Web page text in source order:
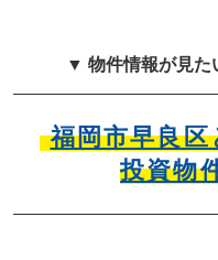
▼ 物件情報が見た
福岡市早良
投資物